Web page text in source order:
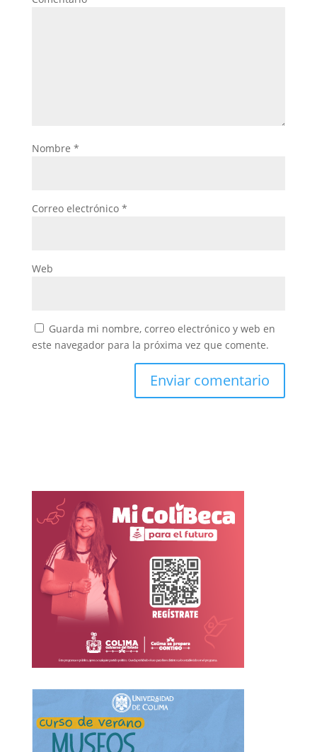
Nombre *
Correo electrónico *
Web
Guarda mi nombre, correo electrónico y web en
este navegador para la próxima vez que comente.